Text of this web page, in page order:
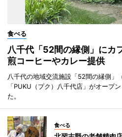
食べる
八千代「52間の縁側」に
煎コーヒーやカレー提供
八千代の地域交流施設「52間の縁側」
「PUKU（プク）八千代店」がオープ
た。
食べる